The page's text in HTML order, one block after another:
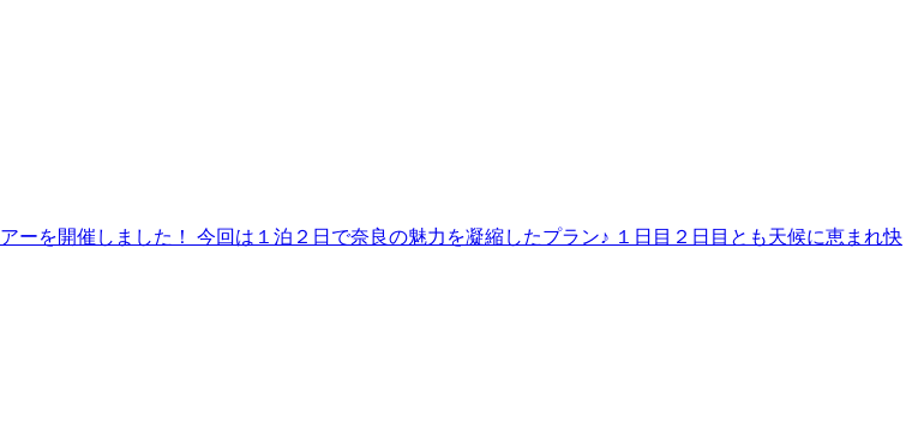
を開催しました！ 今回は１泊２日で奈良の魅力を凝縮したプラン♪ １日目２日目とも天候に恵まれ快